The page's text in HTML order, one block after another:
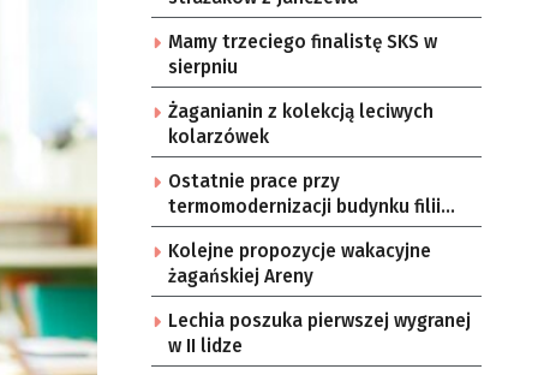
Mamy trzeciego finalistę SKS w
sierpniu
Żaganianin z kolekcją leciwych
kolarzówek
Ostatnie prace przy
termomodernizacji budynku filii
żarskiego przedszkola Bajka
Kolejne propozycje wakacyjne
żagańskiej Areny
Lechia poszuka pierwszej wygranej
w II lidze